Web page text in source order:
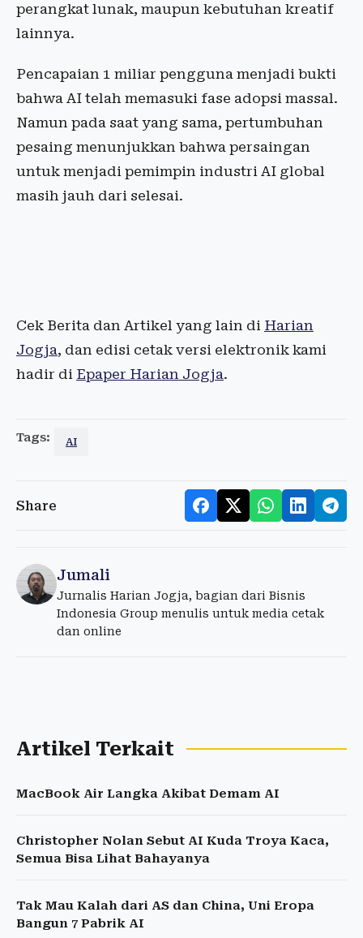
perangkat lunak, maupun kebutuhan kreatif
lainnya.
Pencapaian 1 miliar pengguna menjadi bukti
bahwa AI telah memasuki fase adopsi massal.
Namun pada saat yang sama, pertumbuhan
pesaing menunjukkan bahwa persaingan
untuk menjadi pemimpin industri AI global
masih jauh dari selesai.
Cek Berita dan Artikel yang lain di Harian
Jogja, dan edisi cetak versi elektronik kami
hadir di Epaper Harian Jogja.
Tags: AI
Share
Jumali
Jurnalis Harian Jogja, bagian dari Bisnis
Indonesia Group menulis untuk media cetak
dan online
Artikel Terkait
MacBook Air Langka Akibat Demam AI
Christopher Nolan Sebut AI Kuda Troya Kaca,
Semua Bisa Lihat Bahayanya
Tak Mau Kalah dari AS dan China, Uni Eropa
Bangun 7 Pabrik AI